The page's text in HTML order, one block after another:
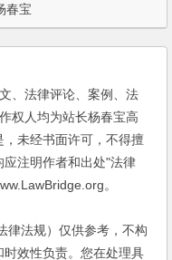
春宝
、法律评论、案例、法
权人均为站长杨春宝高
未经书面许可，不得擅
注明作者和出处"法律
。
法规）仅供参考，不构
效性负责。您在处理具